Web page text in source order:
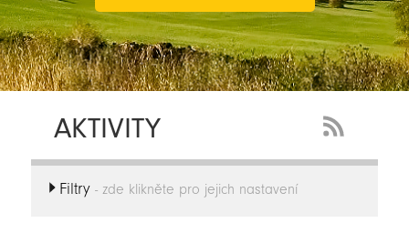
AKTIVITY
Feed
Filtry- zde klikněte pro jejich nastavení